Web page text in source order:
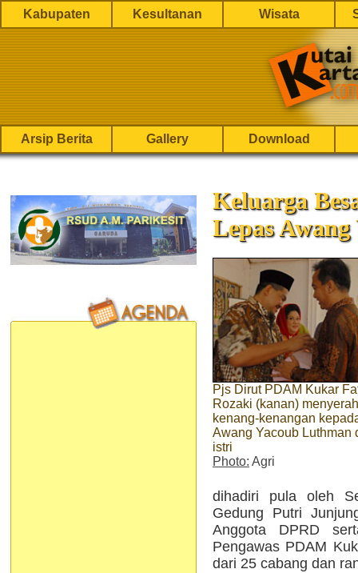
Kabupaten Kesultanan Wisata
Arsip Berita Gallery Download
Keluarga
Lepas Awang
Pjs Dirut PDAM Kukar
Rozaki (kanan)
kenang-kenangan
Awang Yacoub Luthman
istri
Photo: Agri
dihadiri pula oleh
Gedung Putri
Anggota DPRD
Pengawas PDAM
dari 25 cabang dan